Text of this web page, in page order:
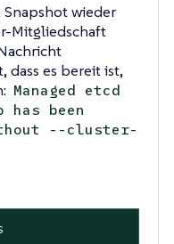
wieder
Mitgliedschaft
dass es bereit ist,
Managed etcd
has been
--cluster-